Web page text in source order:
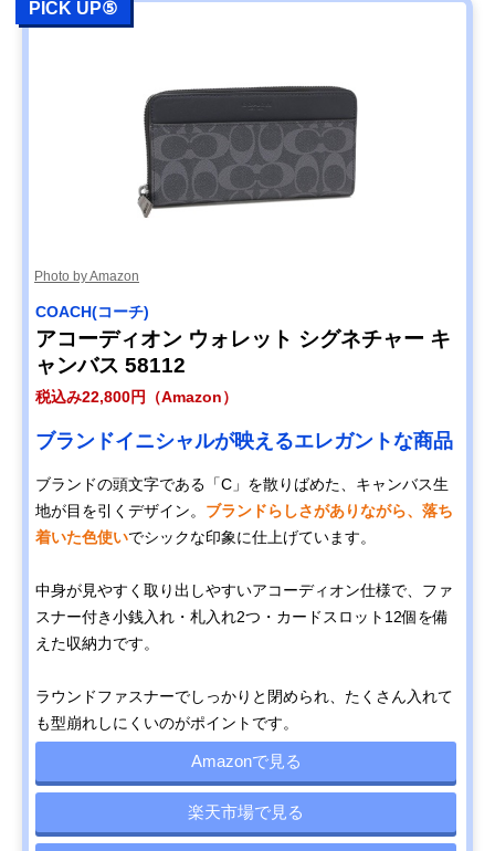
PICK UP⑤
Photo by Amazon
COACH(コーチ)
アコーディオン ウォレット シグネチャー キ
ャンバス 58112
税込み22,800円（Amazon）
ブランドイニシャルが映えるエレガントな商品
ブランドの頭文字である「C」を散りばめた、キャンバス生
地が目を引くデザイン。 ブランドらしさがありながら、落ち
着いた色使いでシックな印象に仕上げています。
中身が見やすく取り出しやすいアコーディオン仕様で、ファ
スナー付き小銭入れ・札入れ2つ・カードスロット12個を備
えた収納力です。
ラウンドファスナーでしっかりと閉められ、たくさん入れて
も型崩れしにくいのがポイントです。
Amazonで見る
楽天市場で見る